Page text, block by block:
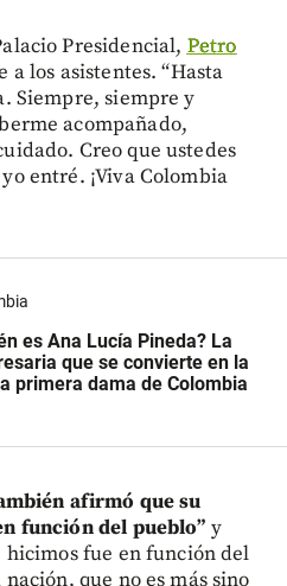
Presidencial, Petro
los asistentes. “Hasta
Siempre, siempre y
acompañado,
Creo que ustedes
entré. ¡Viva Colombia
es Ana Lucía Pineda? La
que se convierte en la
primera dama de Colombia
afirmó que su
función del pueblo” y
hicimos fue en función del
que no es más sino